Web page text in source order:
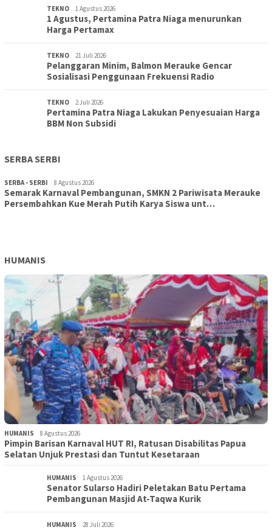
TEKNO 1 Agustus 2026
1 Agustus, Pertamina Patra Niaga menurunkan
Harga Pertamax
TEKNO 21 Juli 2026
Pelanggaran Minim, Balmon Merauke Gencar
Sosialisasi Penggunaan Frekuensi Radio
TEKNO 2 Juli 2026
Pertamina Patra Niaga Lakukan Penyesuaian Harga
BBM Non Subsidi
SERBA SERBI
SERBA - SERBI 8 Agustus 2026
Semarak Karnaval Pembangunan, SMKN 2 Pariwisata Merauke
Persembahkan Kue Merah Putih Karya Siswa unt…
TOPIK 8 Agustus 2026
HUMANIS
HUMANIS 8 Agustus 2026
Pimpin Barisan Karnaval HUT RI, Ratusan Disabilitas Papua
Selatan Unjuk Prestasi dan Tuntut Kesetaraan
HUMANIS 1 Agustus 2026
Senator Sularso Hadiri Peletakan Batu Pertama
Pembangunan Masjid At-Taqwa Kurik
HUMANIS 28 Juli 2026